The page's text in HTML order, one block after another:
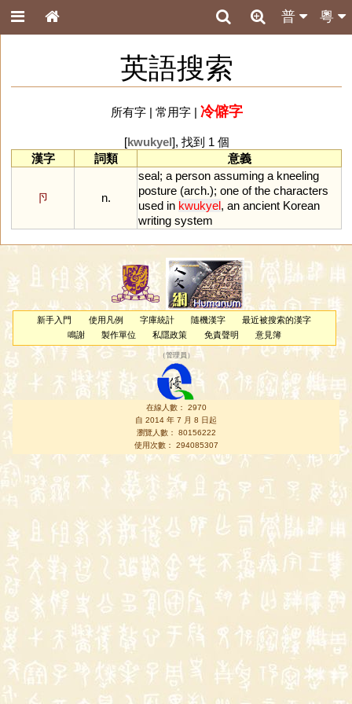
粵
普
英語搜索
所有字| 常用字| 冷僻字
[kwukyel], 找到 1 個
漢字
詞類 意義
卪 n.
seal; a person assuming a kneeling
posture (arch.); one of the characters
used in kwukyel, an ancient Korean
writing system
新手入門 使用凡例 字庫統計 隨機漢字
最近被搜索的漢字
鳴謝
製作單位 私隱政策 免責聲明 意見簿
（管理員 ）
在線人數： 2970
自 2014 年 7 月 8 日起
瀏覽人數： 80156222
使用次數： 294085307